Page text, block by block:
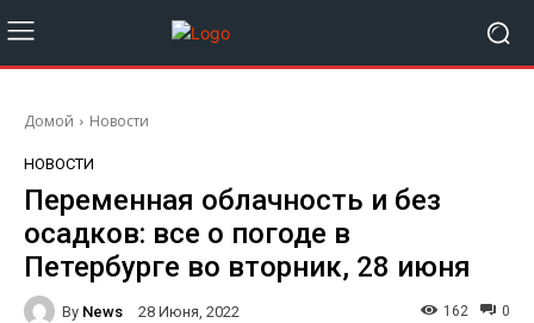
Домой Новости
НОВОСТИ
Переменная облачность и без
осадков: все о погоде в
Петербурге во вторник, 28 июня
By News 28 Июня, 2022 0
162